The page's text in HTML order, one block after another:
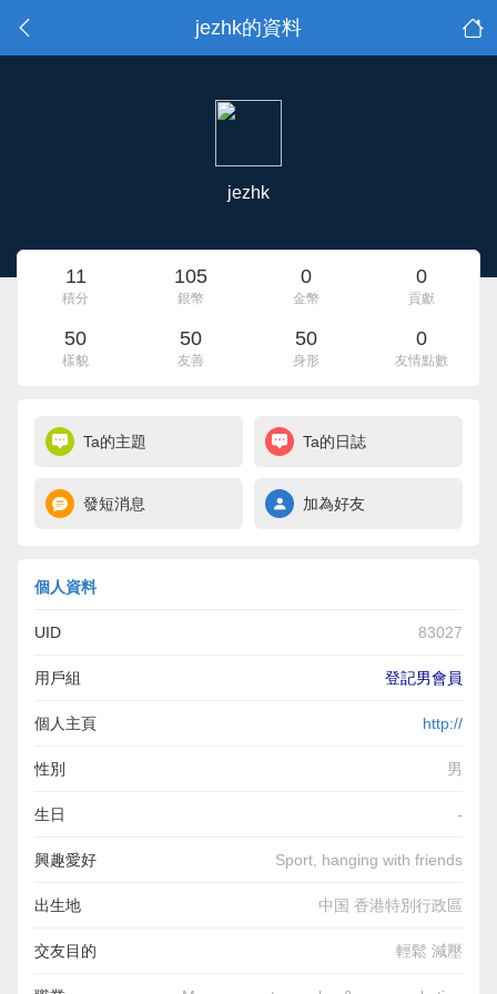
jezhk的資料
jezhk
11
積分
105
銀幣
0
金幣
0
貢獻
50
樣貌
50
友善
50
身形
0
友情點數
Ta的主題 Ta的日誌
發短消息 加為好友
個人資料
UID 83027
用戶組 登記男會員
個人主頁 http://
性別 男
生日 -
興趣愛好 Sport, hanging with friends
出生地 中国 香港特別行政區
交友目的 輕鬆 減壓